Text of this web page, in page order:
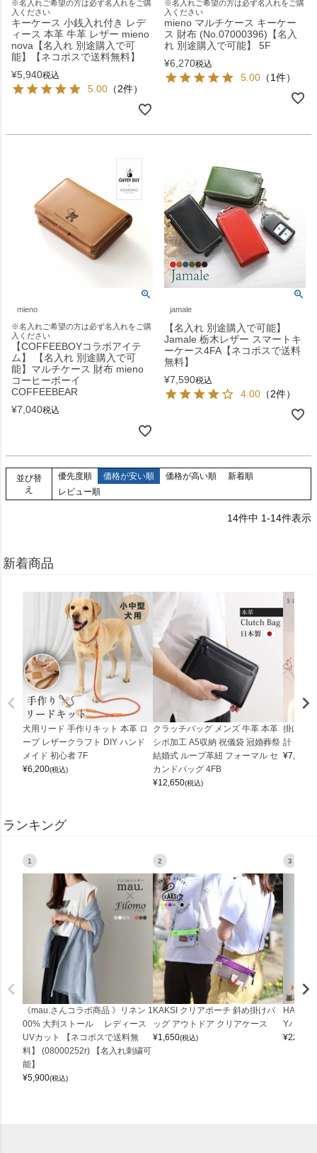
※名入れご希望の方は必ず名入れをご購
入ください
キーケース 小銭入れ付き レデ
ィース 本革 牛革 レザー mieno
nova【名入れ 別途購入で可
能】【ネコポスで送料無料】
¥5,940税込
5.00 （2件）
※名入れご希望の方は必ず名入れをご購
入ください
mieno マルチケース キーケー
ス 財布 (No.07000396)【名入
れ 別途購入で可能】 5F
¥6,270税込
5.00 （1件）
mieno
※名入れご希望の方は必ず名入れをご購
入ください
【COFFEEBOYコラボアイテ
ム】 【名入れ 別途購入で可
能】マルチケース 財布 mieno
コーヒーボーイ
COFFEEBEAR
¥7,040税込
jamale
【名入れ 別途購入で可能】
Jamale 栃木レザー スマートキ
ーケース4FA【ネコポスで送料
無料】
¥7,590税込
4.00 （2件）
並び替
え
優先度順 価格が安い順 価格が高い順
新着順
レビュー順
14件中 1-14件表示
新着商品
犬用リード 手作りキット 本革 ロ
ープ レザークラフト DIY ハンド
メイド 初心者 7F
¥6,200(税込)
クラッチバッグ メンズ 牛革 本革
シボ加工 A5収納 祝儀袋 冠婚葬祭
結婚式 ループ革紐 フォーマル セ
カンドバッグ 4FB
¥12,650(税込)
掛け時
計
¥7,150
ランキング
1
《mau.さんコラボ商品 》リネン 1
00% 大判ストール レディース
UVカット 【ネコポスで送料無
料】 (08000252r) 【名入れ刺繍可
能】
¥5,900(税込)
2
KAKSI クリアポーチ 斜め掛けバ
ッグ アウトドア クリアケース
¥1,650(税込)
3
Yバッグ
¥22,000